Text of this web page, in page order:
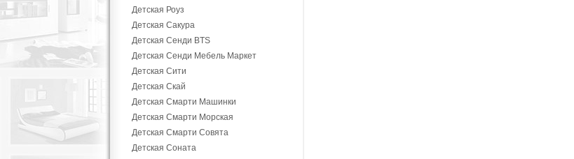
Детская Роуз
Детская Сакура
Детская Сенди BTS
Детская Сенди Мебель Маркет
Детская Сити
Детская Скай
Детская Смарти Машинки
Детская Смарти Морская
Детская Смарти Совята
Детская Соната